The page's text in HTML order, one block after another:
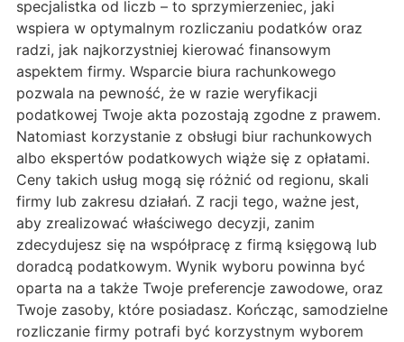
specjalistka od liczb – to sprzymierzeniec, jaki
wspiera w optymalnym rozliczaniu podatków oraz
radzi, jak najkorzystniej kierować finansowym
aspektem firmy. Wsparcie biura rachunkowego
pozwala na pewność, że w razie weryfikacji
podatkowej Twoje akta pozostają zgodne z prawem.
Natomiast korzystanie z obsługi biur rachunkowych
albo ekspertów podatkowych wiąże się z opłatami.
Ceny takich usług mogą się różnić od regionu, skali
firmy lub zakresu działań. Z racji tego, ważne jest,
aby zrealizować właściwego decyzji, zanim
zdecydujesz się na współpracę z firmą księgową lub
doradcą podatkowym. Wynik wyboru powinna być
oparta na a także Twoje preferencje zawodowe, oraz
Twoje zasoby, które posiadasz. Kończąc, samodzielne
rozliczanie firmy potrafi być korzystnym wyborem